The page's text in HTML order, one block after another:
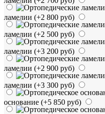
ламелии (+2 800 руб)
ламелии (+2 500 руб)
ламелии (+3 200 руб)
ламелии (+2 900 руб)
ламелии (+3 300 руб)
основание (+5 850 руб)